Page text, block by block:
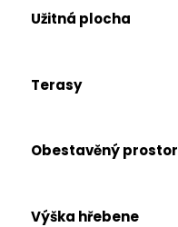
Užitná plocha
Terasy
Obestavěný prostor
Výška hřebene